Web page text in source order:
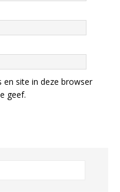
en site in deze browser
geef.